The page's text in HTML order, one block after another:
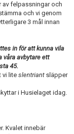
av felpassningar och
och vi genom
3 mål innan
in för att kunna vila
våra avbytare ett
45.
vi lite slentriant släpper
i Husielaget idag.
Kvalet innebär